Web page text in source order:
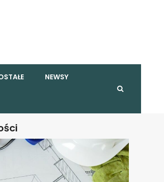
NEWSY